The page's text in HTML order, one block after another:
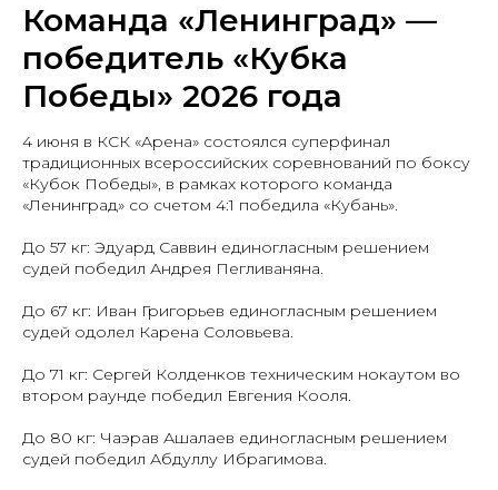
Команда «Ленинград» —
победитель «Кубка
Победы» 2026 года
4 июня в КСК «Арена» состоялся суперфинал
традиционных всероссийских соревнований по боксу
«Кубок Победы», в рамках которого команда
«Ленинград» со счетом 4:1 победила «Кубань».
До 57 кг: Эдуард Саввин единогласным решением
судей победил Андрея Пегливаняна.
До 67 кг: Иван Григорьев единогласным решением
судей одолел Карена Соловьева.
До 71 кг: Сергей Колденков техническим нокаутом во
втором раунде победил Евгения Кооля.
До 80 кг: Чаэрав Ашалаев единогласным решением
судей победил Абдуллу Ибрагимова.